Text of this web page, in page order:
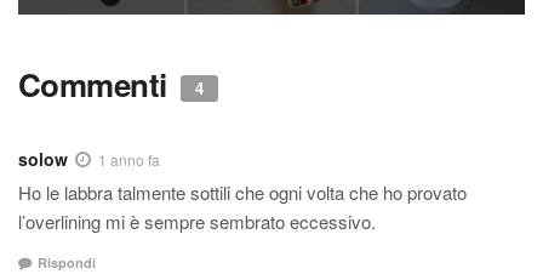
Commenti 4
solow 1 anno fa
Ho le labbra talmente sottili che ogni volta che ho provato
l’overlining mi è sempre sembrato eccessivo.
Rispondi